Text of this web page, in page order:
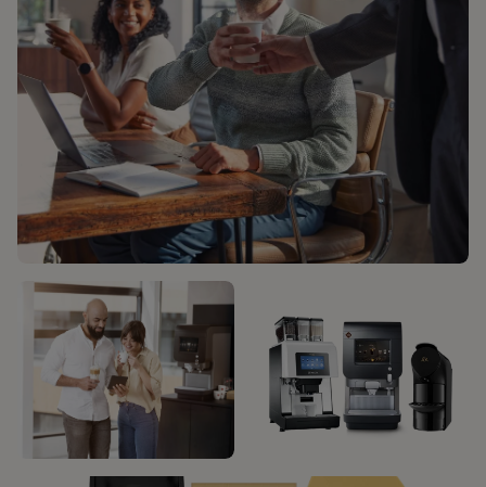
SOLUTIONS CAFÉ